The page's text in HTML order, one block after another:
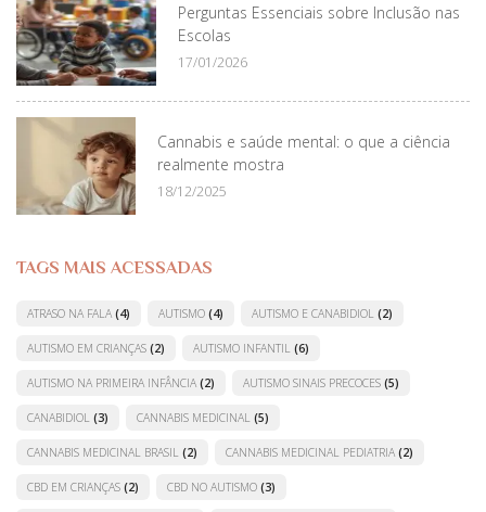
Perguntas Essenciais sobre Inclusão nas
Escolas
17/01/2026
Cannabis e saúde mental: o que a ciência
realmente mostra
18/12/2025
TAGS MAIS ACESSADAS
ATRASO NA FALA (4) AUTISMO (4) AUTISMO E CANABIDIOL (2)
AUTISMO EM CRIANÇAS (2) AUTISMO INFANTIL (6)
AUTISMO NA PRIMEIRA INFÂNCIA (2) AUTISMO SINAIS PRECOCES (5)
CANABIDIOL (3) CANNABIS MEDICINAL (5)
CANNABIS MEDICINAL BRASIL (2) CANNABIS MEDICINAL PEDIATRIA (2)
CBD EM CRIANÇAS (2) CBD NO AUTISMO (3)